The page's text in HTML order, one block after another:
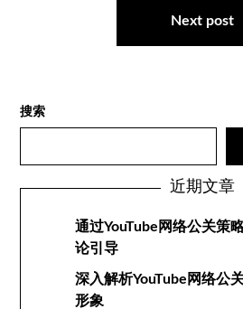
Next post
搜索
近期文章
通过YouTube网络公关策
论引导
深入解析YouTube网络公
形象